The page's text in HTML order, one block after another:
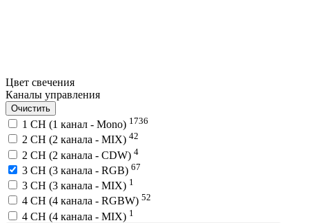
Цвет свечения
Каналы управления
Очистить
1 CH (1 канал - Mono) 1736
2 CH (2 канала - MIX) 42
2 CH (2 канала - CDW) 4
3 CH (3 канала - RGB) 67
3 CH (3 канала - MIX) 1
4 CH (4 канала - RGBW) 52
4 CH (4 канала - MIX) 1